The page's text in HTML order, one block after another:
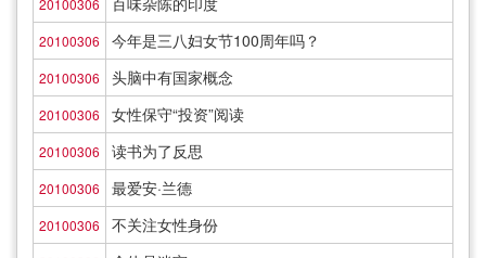
20100306
20100306 今年是三八妇女节100周年吗？
20100306 头脑中有国家概念
20100306 女性保守“投资”阅读
20100306 读书为了反思
20100306 最爱安·兰德
20100306 不关注女性身份